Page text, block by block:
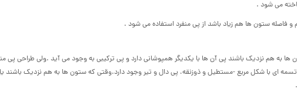
می شود .
فاصله ستون ها هم زیاد باشد از پی منفرد استفاده می شود .
به هم نزدیک باشند پی آن ها با یکدیگر همپوشانی دارد و پی ترکیبی به وجود می آید .ولی طراحی پی
ای با شکل مربع -مستطیل و ذوزنقه، پی دال و تیر وجود دارد.وقتی که ستون ها به هم نزدیک باشند یا